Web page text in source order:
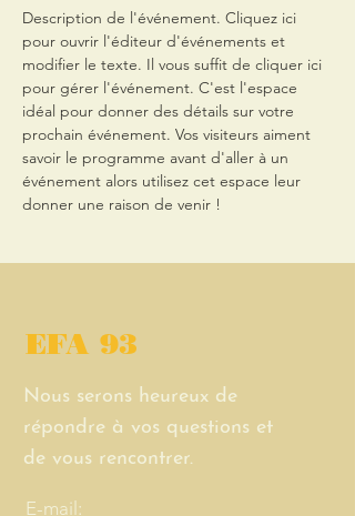
Description de l'événement. Cliquez ici
pour ouvrir l'éditeur d'événements et
modifier le texte. Il vous suffit de cliquer ici
pour gérer l'événement. C'est l'espace
idéal pour donner des détails sur votre
prochain événement. Vos visiteurs aiment
savoir le programme avant d'aller à un
événement alors utilisez cet espace leur
donner une raison de venir !
EFA 93
Nous serons heureux de
répondre à vos questions et
de vous rencontrer.
E-mail: